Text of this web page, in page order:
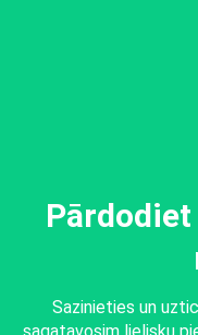
Sazinieties un